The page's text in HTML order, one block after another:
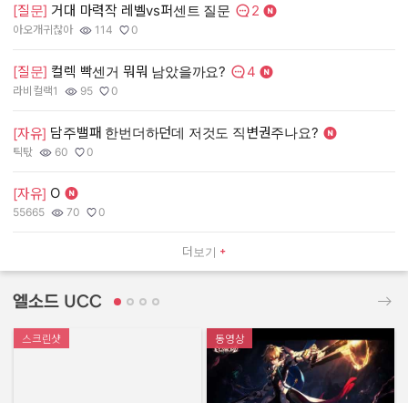
더보기
[질문] 거대 마력작 레벨vs퍼센트 질문 댓글수:
2
작성자:
아오개귀찮아
조회수:
114
추천수:
0
[질문] 컬렉 빡센거 뭐뭐 남았을까요? 댓글수:
4
작성자:
라비컬랙1
조회수:
95
추천수:
0
[자유] 담주밸패 한번더하던데 저것도 직변권주나요?
작성자:
틱탃
조회수:
60
추천수:
0
[자유] O
작성자:
55665
조회수:
70
추천수:
0
엘소드 UCC
스크린샷 동영상